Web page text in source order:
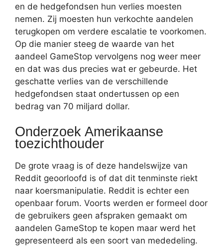
en de hedgefondsen hun verlies moesten
nemen. Zij moesten hun verkochte aandelen
terugkopen om verdere escalatie te voorkomen.
Op die manier steeg de waarde van het
aandeel GameStop vervolgens nog weer meer
en dat was dus precies wat er gebeurde. Het
geschatte verlies van de verschillende
hedgefondsen staat ondertussen op een
bedrag van 70 miljard dollar.
Onderzoek Amerikaanse
toezichthouder
De grote vraag is of deze handelswijze van
Reddit geoorloofd is of dat dit tenminste riekt
naar koersmanipulatie. Reddit is echter een
openbaar forum. Voorts werden er formeel door
de gebruikers geen afspraken gemaakt om
aandelen GameStop te kopen maar werd het
gepresenteerd als een soort van mededeling.